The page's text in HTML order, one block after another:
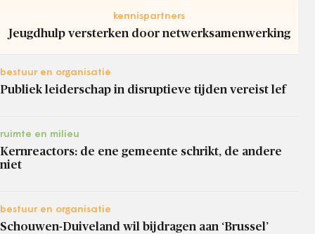
kennispartners
Jeugdhulp versterken door netwerksamenwerking
bestuur en organisatie
Publiek leiderschap in disruptieve tijden vereist lef
ruimte en milieu
Kernreactors: de ene gemeente schrikt, de andere
niet
bestuur en organisatie
Schouwen-Duiveland wil bijdragen aan ‘Brussel’